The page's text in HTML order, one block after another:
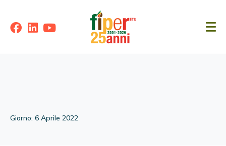
Giorno: 6 Aprile 2022